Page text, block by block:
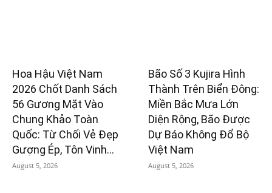
Hoa Hậu Việt Nam
2026 Chốt Danh Sách
56 Gương Mặt Vào
Chung Khảo Toàn
Quốc: Từ Chối Vẻ Đẹp
Gượng Ép, Tôn Vinh...
August 5, 2026
Bão Số 3 Kujira Hình
Thành Trên Biển Đông:
Miền Bắc Mưa Lớn
Diện Rộng, Bão Được
Dự Báo Không Đổ Bộ
Việt Nam
August 5, 2026